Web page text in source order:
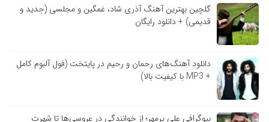
گلچین بهترین آهنگ آذری شاد، غمگین و مجلسی (جدید و
قدیمی) + دانلود رایگان
دانلود آهنگ‌های رحمان و رحیم در پایتخت (فول آلبوم کامل
+ MP3 با کیفیت بالا)
بیوگرافی علی پرمهر؛ از خوانندگی در عروسی‌ها تا شهرت